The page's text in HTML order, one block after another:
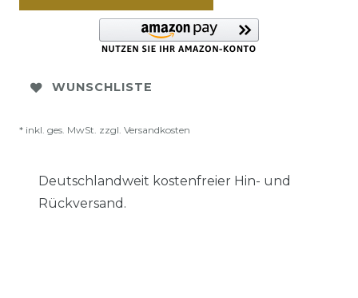
WUNSCHLISTE
* inkl. ges. MwSt. zzgl. Versandkosten
Deutschlandweit kostenfreier Hin- und
Rückversand.